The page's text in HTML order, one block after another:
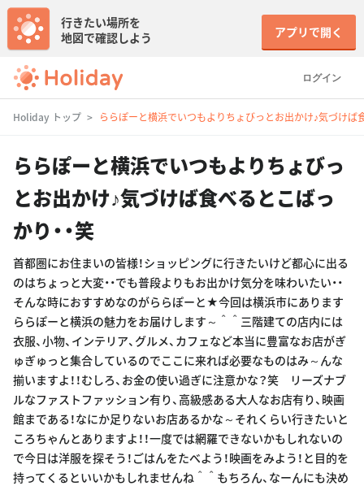
ログイン
行きたい場所を
地図で確認しよう
アプリで開く
Holiday トップ ららぽーと横浜でいつもよりちょびっとお出かけ♪気づけば
ららぽーと横浜でいつもよりちょびっ
とお出かけ♪気づけば食べるとこばっ
かり・・笑
首都圏にお住まいの皆様！ショッピングに行きたいけど都心に出る
のはちょっと大変・・でも普段よりもお出かけ気分を味わいたい・・
そんな時におすすめなのがららぽーと★今回は横浜市にあります
ららぽーと横浜の魅力をお届けします～＾＾三階建ての店内には
衣服、小物、インテリア、グルメ、カフェなど本当に豊富なお店がぎ
ゅぎゅっと集合しているのでここに来れば必要なものはみ～んな
揃いますよ！！むしろ、お金の使い過ぎに注意かな？笑 リーズナブ
ルなファストファッション有り、高級感ある大人なお店有り、映画
館まである！なにか足りないお店あるかな～それくらい行きたいと
ころちゃんとありますよ！！一度では網羅できないかもしれないの
で今日は洋服を探そう！ごはんをたべよう！映画をみよう！と目的を
持ってくるといいかもしれませんね＾＾もちろん、なーんにも決め